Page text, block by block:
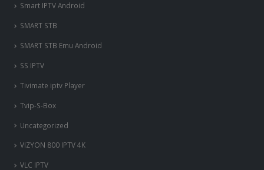
Smart IPTV Android
SMART STB
SMART STB Emu Android
SS IPTV
Tivimate iptv Player
Tvip-S-Box
Uncategorized
VIZYON 800 IPTV 4K
VLC IPTV